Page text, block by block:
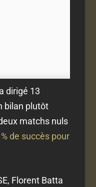
dirigé 13
bilan plutôt
matchs nuls
de succès pour
Florent Batta